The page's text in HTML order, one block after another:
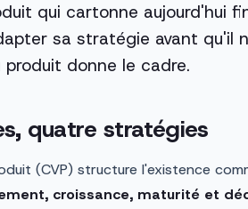
qui cartonne aujourd'hui
sa stratégie avant qu'il
donne le cadre.
quatre stratégies
(CVP) structure l'existence
croissance, maturité et